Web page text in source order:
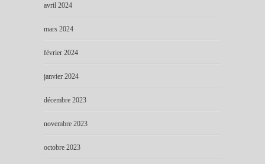
avril 2024
mars 2024
février 2024
janvier 2024
décembre 2023
novembre 2023
octobre 2023